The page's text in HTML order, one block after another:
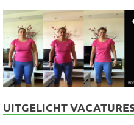
UITGELICHT